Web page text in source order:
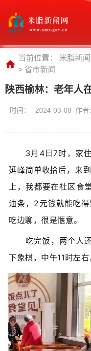
当前位置： 米脂新
> 省市新闻
陕西榆林：老年人
时间： 2024-03-08 作者
3月4日7时，家
延峰简单收拾后，来
上，我都要在社区食
油条，2元钱就能吃
吃边聊，很是惬意。
吃完饭，两个人
下象棋，中午11时左